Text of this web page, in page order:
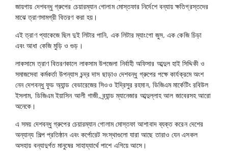
জায়গায় দেশবন্ধু গ্রুপের চেয়ারম্যান গোলাম মোস্তফার নির্দেশে বন্যায় ক্ষতিগ্রস্তদের
মাঝে ত্রাণসামগ্রী বিতরণ করা হয়।
এই ত্রাণ প্যাকেজে ছিল দুই লিটার পানি, এক লিটার ম্যাংগো জুস, এক কেজি চিড়া
এবং আধা কেজি মুড়ি ও গুড়।
লাকসামে ত্রাণ বিতরণকালে লাকসাম উপজেলা নির্বাহী অফিসার আব্দুল হাই সিদ্দিকী ও
সমাজসেবা কর্মকর্তা উপন্যাস চন্দ্র দাস ছাড়াও দেশবন্ধু গ্রুপের পক্ষে কার্যক্রমে অংশ
নেন দেশবন্ধু ফুড অ্যান্ড বেভারেজের সিওও ইদ্রিসুর রহমান, ডিজিএম মার্কেটিং রবিউল
ইসলাম, ডিজিএম ইয়াসিন আলী গাজী, ব্র্যান্ড ম্যানেজার আব্দুল্লাহ আল জাবেরসহ আরো
অনেকে।
এ সময় দেশবন্ধু গ্রুপের চেয়ারম্যান গোলাম মোস্তফা আশাবাদ ব্যক্ত করেন দেশের
অন্যান্য শিল্প প্রতিষ্ঠান এবং কর্পোরেট সংস্থাগুলো যারা আছে তারাও যেন এসকল
অসহায় বন্যাদুর্গত মানুষের সাহায্যার্থে পাশে এগিয়ে আসে।